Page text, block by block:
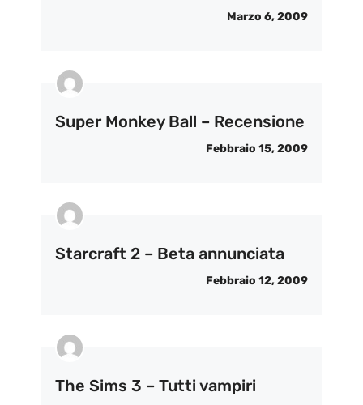
Marzo 6, 2009
Super Monkey Ball – Recensione
Febbraio 15, 2009
Starcraft 2 – Beta annunciata
Febbraio 12, 2009
The Sims 3 – Tutti vampiri